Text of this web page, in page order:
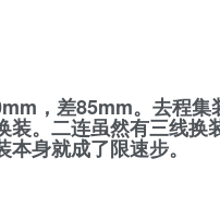
，差85mm。去程集
装。二连虽然有三线
本身就成了限速步。